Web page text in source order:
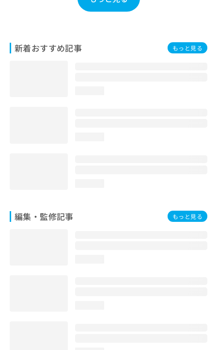
新着おすすめ記事 もっと見る
編集・監修記事 もっと見る
わ
せ